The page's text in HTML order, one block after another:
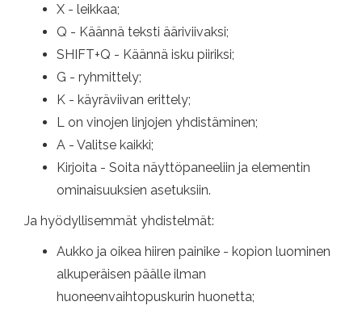
X - leikkaa;
Q - Käännä teksti ääriviivaksi;
SHIFT+Q - Käännä isku piiriksi;
G - ryhmittely;
K - käyräviivan erittely;
L on vinojen linjojen yhdistäminen;
A - Valitse kaikki;
Kirjoita - Soita näyttöpaneeliin ja elementin
ominaisuuksien asetuksiin.
Ja hyödyllisemmät yhdistelmät:
Aukko ja oikea hiiren painike - kopion luominen
alkuperäisen päälle ilman
huoneenvaihtopuskurin huonetta;